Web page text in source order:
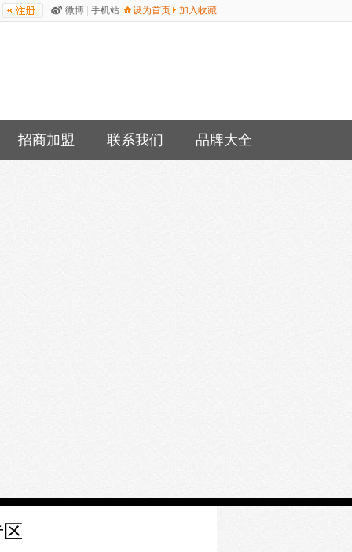
设为首页 加入收藏
手机站
微博
招商加盟 联系我们 品牌大全